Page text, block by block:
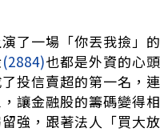
了一場「你丟我撿」
(2884)也都是外資的心
投信賣超的第一名，
讓金融股的籌碼變得
強，跟著法人「買大